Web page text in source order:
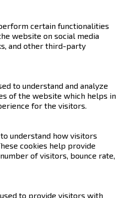
certain functionalities
website on social media
and other third-party
to understand and analyze
of the website which helps in
for the visitors.
understand how visitors
cookies help provide
of visitors, bounce rate,
to provide visitors with